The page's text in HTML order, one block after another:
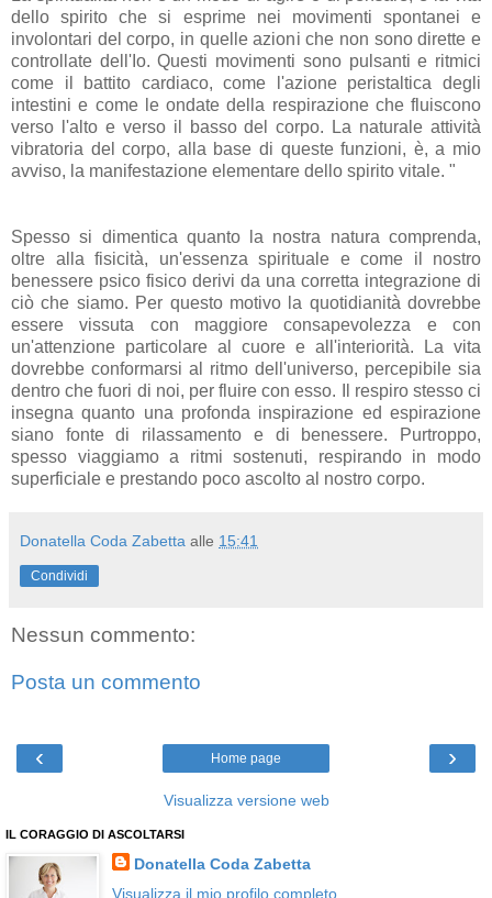
dello spirito che si esprime nei movimenti spontanei e
involontari del corpo, in quelle azioni che non sono dirette e
controllate dell'Io. Questi movimenti sono pulsanti e ritmici
come il battito cardiaco, come l'azione peristaltica degli
intestini e come le ondate della respirazione che fluiscono
verso l'alto e verso il basso del corpo. La naturale attività
vibratoria del corpo, alla base di queste funzioni, è, a mio
avviso, la manifestazione elementare dello spirito vitale. "
Spesso si dimentica quanto la nostra natura comprenda,
oltre alla fisicità, un'essenza spirituale e come il nostro
benessere psico fisico derivi da una corretta integrazione di
ciò che siamo. Per questo motivo la quotidianità dovrebbe
essere vissuta con maggiore consapevolezza e con
un'attenzione particolare al cuore e all'interiorità. La vita
dovrebbe conformarsi al ritmo dell'universo, percepibile sia
dentro che fuori di noi, per fluire con esso. Il respiro stesso ci
insegna quanto una profonda inspirazione ed espirazione
siano fonte di rilassamento e di benessere. Purtroppo,
spesso viaggiamo a ritmi sostenuti, respirando in modo
superficiale e prestando poco ascolto al nostro corpo.
Donatella Coda Zabetta alle 15:41
Condividi
Nessun commento:
Posta un commento
‹ ›
Home page
Visualizza versione web
IL CORAGGIO DI ASCOLTARSI
Donatella Coda Zabetta
Visualizza il mio profilo completo